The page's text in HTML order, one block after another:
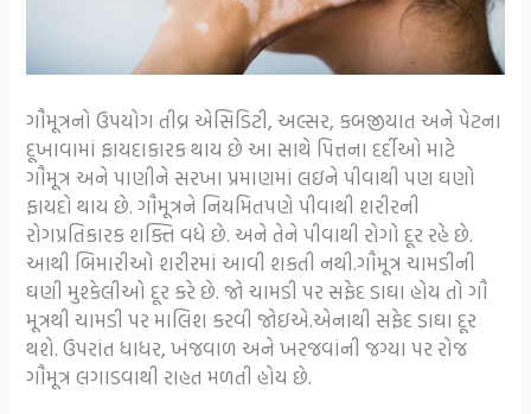
ગૌમૂત્રનો ઉપયોગ તીવ્ર એસિડિટી, અલ્સર, કબજીયાત અને પેટના
દૂખાવામાં ફાયદાકારક થાય છે આ સાથે પિત્તના દર્દીઓ માટે
ગૌમૂત્ર અને પાણીને સરખા પ્રમાણમાં લઇને પીવાથી પણ ઘણો
ફાયદો થાય છે. ગૌમૂત્રને નિયમિતપણે પીવાથી શરીરની
રોગપ્રતિકારક શક્તિ વધે છે. અને તેને પીવાથી રોગો દૂર રહે છે.
આથી બિમારીઓ શરીરમાં આવી શકતી નથી.ગૌમૂત્ર ચામડીની
ઘણી મુશ્કેલીઓ દૂર કરે છે. જો ચામડી પર સફેદ ડાઘા હોય તો ગૌ
મૂત્રથી ચામડી પર માલિશ કરવી જોઇએ.એનાથી સફેદ ડાઘા દૂર
થશે. ઉપરાંત ધાધર, ખંજવાળ અને ખરજવાંની જગ્યા પર રોજ
ગૌમૂત્ર લગાડવાથી રાહત મળતી હોય છે.